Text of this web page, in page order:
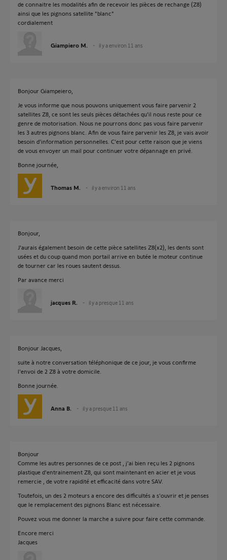
de connaitre les modalités afin de recevoir les pièces de rechange (Z8)
ainsi que les pignons satellite "blanc"
cordialement
Giampiero M. il y a environ 11 ans
Bonjour Giampeiero,
Je vous informe que nous pouvons uniquement vous faire parvenir 2
satellites Z8, ce sont les seuls pièces détachées qu'il nous reste pour ce
genre de motorisation. Nous ne pourrons donc pas vous faire parvenir
les 3 autres pignons blanc. Afin de vous faire parvenir les Z8, je vais avoir
besoin d'information personnelles. C'est pour cette raison que je viens
de vous envoyer un mail pour continuer votre dépannage en privé.
Bonne journée,
Thomas M. il y a environ 11 ans
Bonjour,
J'aurais également besoin de cette pièce satellites Z8(x2), les dents sont
usées et du coup quand mon portail arrive en butée le moteur continue
de tourner car les roues sautent dessus.
Par avance merci
jacques R. il y a presque 11 ans
Bonjour Jacques,
suite à notre conversation téléphonique de ce jour, je vous confirme
l'envoi de 2 Z8 à votre domicile.
Bonne journée.
Anna B. il y a presque 11 ans
Bonjour
Comme les autres personnes de ce post , j'ai bien reçu les 2 pignons
plastique d'entrainement Z8, qui sont maintenant en acier et je vous
remercie , de votre rapidité et efficacité dans votre SAV.
Toutefois, un des 2 moteurs a encore des difficultés a s'ouvrir et je penses
que le remplacement des pignons Blanc est nécessaire.
Pouvez vous me donner la marche a suivre pour faire cette commande.
Encore merci
Jacques